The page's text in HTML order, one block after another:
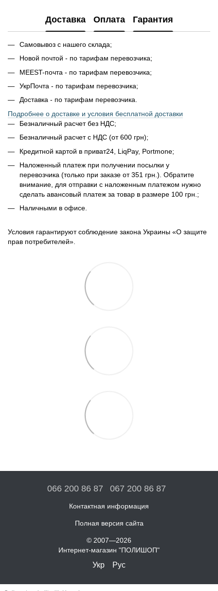
Доставка Оплата Гарантия
Самовывоз с нашего склада;
Новой почтой - по тарифам перевозчика;
MEEST-почта - по тарифам перевозчика;
УкрПочта - по тарифам перевозчика;
Доставка - по тарифам перевозчика.
Подробнее о доставке и условия бесплатной доставки
Безналичный расчет без НДС;
Безналичный расчет с НДС (от 600 грн);
Кредитной картой в приват24, LiqPay, Portmone;
Наложенный платеж при получении посылки у
перевозчика (только при заказе от 351 грн.). Обратите
внимание, для отправки с наложенным платежом нужно
сделать авансовый платеж за товар в размере 100 грн.;
Наличными в офисе.
Условия гарантируют соблюдение закона Украины «О защите
прав потребителей».
066 200 86 87 067 200 86 87
Контактная информация
Полная версия сайта
© 2007—2026
Интернет-магазин "ПОЛИШОП"
Укр Рус